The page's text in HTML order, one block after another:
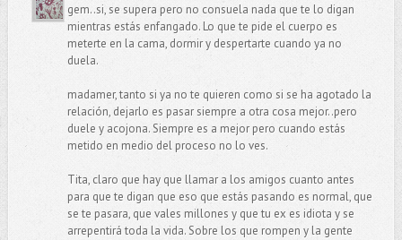
gem..si, se supera pero no consuela nada que te lo digan
mientras estás enfangado. Lo que te pide el cuerpo es
meterte en la cama, dormir y despertarte cuando ya no
duela.
madamer, tanto si ya no te quieren como si se ha agotado la
relación, dejarlo es pasar siempre a otra cosa mejor..pero
duele y acojona. Siempre es a mejor pero cuando estás
metido en medio del proceso no lo ves.
Tita, claro que hay que llamar a los amigos cuanto antes
para que te digan que eso que estás pasando es normal, que
se te pasara, que vales millones y que tu ex es idiota y se
arrepentirá toda la vida. Sobre los que rompen y la gente